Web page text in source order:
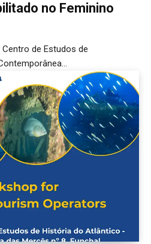
no Feminino
de Estudos de